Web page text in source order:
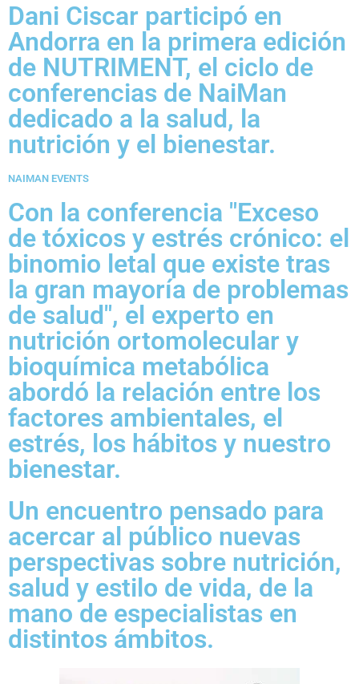
Dani Ciscar participó en
Andorra en la primera edición
de NUTRIMENT, el ciclo de
conferencias de NaiMan
dedicado a la salud, la
nutrición y el bienestar.
NAIMAN EVENTS
Con la conferencia "Exceso
de tóxicos y estrés crónico: el
binomio letal que existe tras
la gran mayoría de problemas
de salud", el experto en
nutrición ortomolecular y
bioquímica metabólica
abordó la relación entre los
factores ambientales, el
estrés, los hábitos y nuestro
bienestar.
Un encuentro pensado para
acercar al público nuevas
perspectivas sobre nutrición,
salud y estilo de vida, de la
mano de especialistas en
distintos ámbitos.